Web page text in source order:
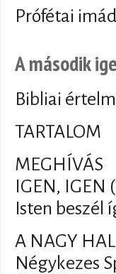
Prófétai
A második
Bibliai
TARTALOM
MEGHÍVÁS
IGEN, IGEN
Isten beszél
A NAGY
Négykezes